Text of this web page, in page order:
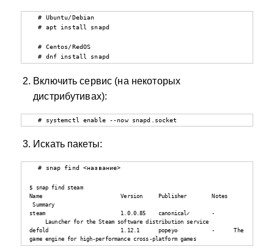
   # Ubuntu/Debian
   # apt install snapd
   # Centos/RedOS
   # dnf install snapd
Включить сервис (на некоторых
дистрибутивах):
   # systemctl enable --now snapd.socket
Искать пакеты:
   # snap find <название>
$ snap find steam
Name                         Version     Publisher        Notes
Summary
steam                        1.0.0.85    canonical✓       -
Launcher for the Steam software distribution service
defold                       1.12.1      popey✪           -      The
game engine for high-performance cross-platform games